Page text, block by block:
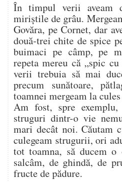
În timpul verii aveam
miriștile de grâu.
Govăra, pe Cornet, dar
două-trei chite de spice
buimaci pe câmp, pe
repeta mereu că „spic
verii trebuia să mai
precum sunătoare,
toamnei mergeam la
Am fost, spre
struguri dintr-o vie
mari decât noi. Căutam
culegeam strugurii, ori
tot toamna, să ducem o
salcâm, de ghindă, de
fructe de pădure.